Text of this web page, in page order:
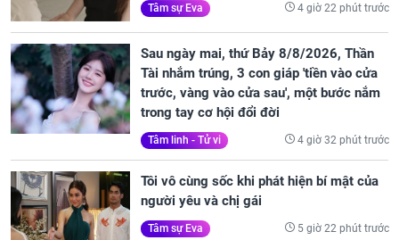
Tâm sự Eva 4 giờ 22 phút trước
Sau ngày mai, thứ Bảy 8/8/2026, Thần
Tài nhắm trúng, 3 con giáp 'tiền vào cửa
trước, vàng vào cửa sau', một bước nắm
trong tay cơ hội đổi đời
Tâm linh - Tử vi 4 giờ 32 phút trước
Tôi vô cùng sốc khi phát hiện bí mật của
người yêu và chị gái
Tâm sự Eva 5 giờ 22 phút trước